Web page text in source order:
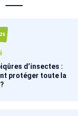
d’insectes :
protéger toute la